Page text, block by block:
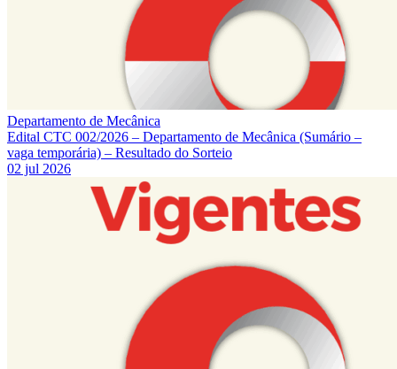
Departamento de Mecânica
Edital CTC 002/2026 – Departamento de Mecânica (Sumário –
vaga temporária) – Resultado do Sorteio
02 jul 2026